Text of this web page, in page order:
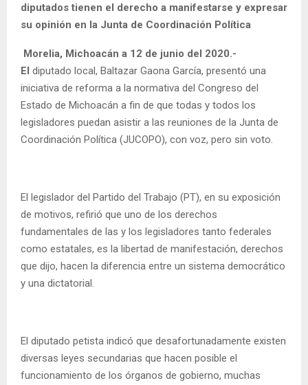
diputados tienen el derecho a manifestarse y expresar
su opinión en la Junta de Coordinación Política
Morelia, Michoacán a 12 de junio del 2020.-
El diputado local, Baltazar Gaona García, presentó una
iniciativa de reforma a la normativa del Congreso del
Estado de Michoacán a fin de que todas y todos los
legisladores puedan asistir a las reuniones de la Junta de
Coordinación Política (JUCOPO), con voz, pero sin voto.
El legislador del Partido del Trabajo (PT), en su exposición
de motivos, refirió que uno de los derechos
fundamentales de las y los legisladores tanto federales
como estatales, es la libertad de manifestación, derechos
que dijo, hacen la diferencia entre un sistema democrático
y una dictatorial.
El diputado petista indicó que desafortunadamente existen
diversas leyes secundarias que hacen posible el
funcionamiento de los órganos de gobierno, muchas